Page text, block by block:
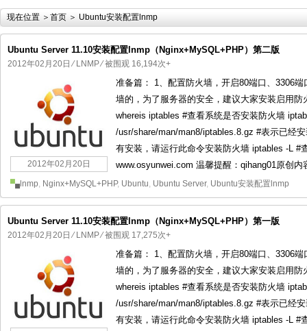
国产化操作系统欧拉openEuler编
现在位置 ＞ 首页 ＞ Ubuntu安装配置lnmp
Ubuntu Server 11.10安装配置lnmp（Nginx+MySQL+PHP）第二版
2012年02月20日 ⁄ LNMP⁄ 被围观 16,194次+
2012年02月20日
准备篇： 1、配置防火墙，开启80端口、3306
墙的，为了服务器的安全，建议大家安装启用
whereis iptables #查看系统是否安装防火墙
/usr/share/man/man8/iptables.8.gz #表示已经
有安装，请运行此命令安装防火墙 iptables -L #
www.osyunwei.com 温馨提醒：qihang01原创内
lnmp, Nginx+MySQL+PHP, Ubuntu, Ubuntu Server, Ubuntu安装配置lnmp
Ubuntu Server 11.10安装配置lnmp（Nginx+MySQL+PHP）第一版
2012年02月20日 ⁄ LNMP⁄ 被围观 17,275次+
准备篇： 1、配置防火墙，开启80端口、3306
墙的，为了服务器的安全，建议大家安装启用
whereis iptables #查看系统是否安装防火墙
/usr/share/man/man8/iptables.8.gz #表示已经
有安装，请运行此命令安装防火墙 iptables -L #